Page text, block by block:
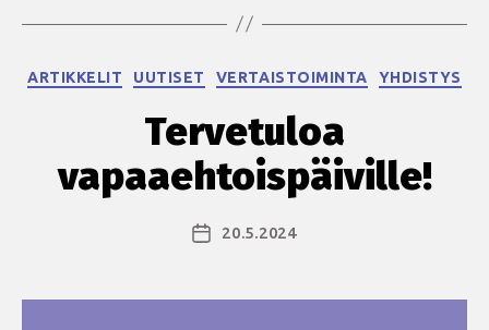
Kategoriat
ARTIKKELIT UUTISET VERTAISTOIMINTA YHDISTYS
Tervetuloa
vapaaehtoispäiville!
Julkaisupäivämäärä
20.5.2024